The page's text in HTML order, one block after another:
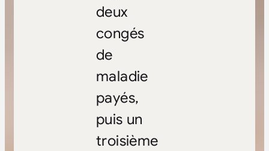
deux
congés
de
maladie
payés,
puis un
troisième